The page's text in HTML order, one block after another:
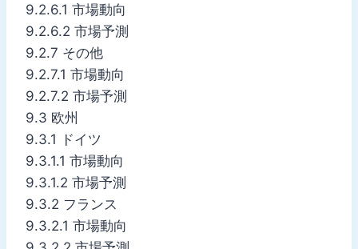
9.2.6.1 市場動向
9.2.6.2 市場予測
9.2.7 その他
9.2.7.1 市場動向
9.2.7.2 市場予測
9.3 欧州
9.3.1 ドイツ
9.3.1.1 市場動向
9.3.1.2 市場予測
9.3.2 フランス
9.3.2.1 市場動向